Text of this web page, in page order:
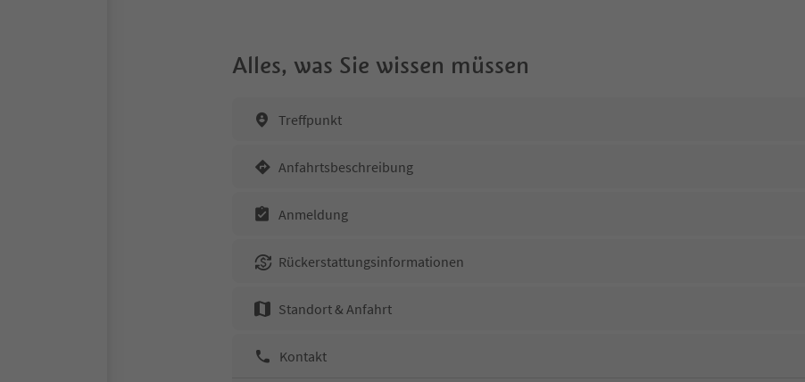
Alles, was Sie wissen müssen
Treffpunkt
Anfahrtsbeschreibung
Anmeldung
Rückerstattungsinformationen
Standort & Anfahrt
Kontakt